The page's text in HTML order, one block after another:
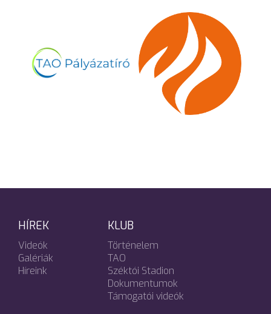
HÍREK
Videók
Galériák
Híreink
KLUB
Történelem
TAO
Széktói Stadion
Dokumentumok
Támogatói videók